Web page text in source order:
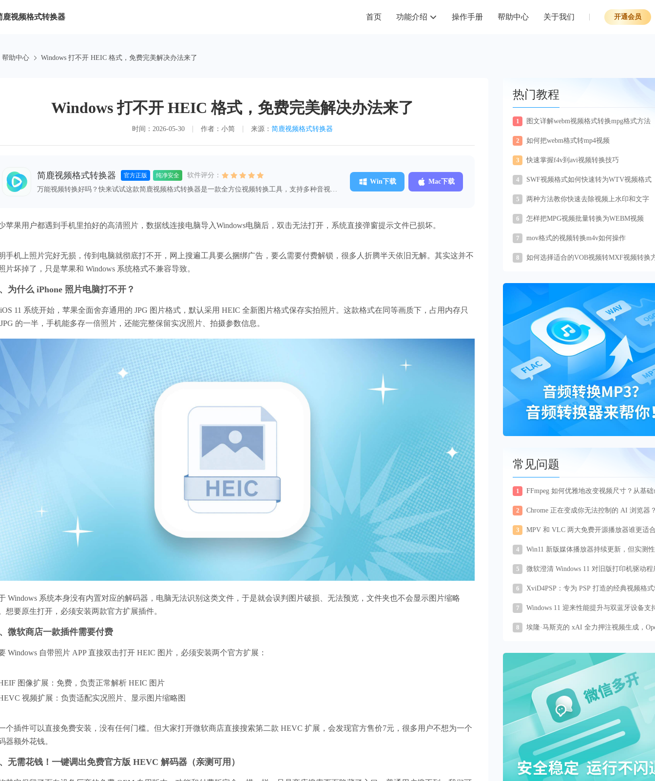
鹿视频格式转换器 首页 功能介绍 操作手册 帮助中心 关于我们 开通会员
帮助中心 Windows 打不开 HEIC 格式，免费完美解决办法来了
Windows 打不开 HEIC 格式，免费完美解决办法来了
时间：2026-05-30 作者：小简 来源： 简鹿视频格式转换器
简鹿视频格式转换器 官方正版 纯净安全
软件评分：
万能视频转换好吗？快来试试这款简鹿视频格式转换器是一款全方位视频转换工具，支持多种音视频
Win下载 Mac下载
苹果用户都遇到手机里拍好的高清照片，数据线连接电脑导入Windows电脑后，双击无法打开，系统直接弹窗提示文件已损坏。
手机上照片完好无损，传到电脑就彻底打不开，网上搜遍工具要么捆绑广告，要么需要付费解锁，很多人折腾半天依旧无解。其实这并不
片坏掉了，只是苹果和 Windows 系统格式不兼容导致。
为什么 iPhone 照片电脑打不开？
11 系统开始，苹果全面舍弃通用的 JPG 图片格式，默认采用 HEIC 全新图片格式保存实拍照片。 这款格式在同等画质下，占用内存只
的一半，手机能多存一倍照片，还能完整保留实况照片、拍摄参数信息。
Windows 系统本身没有内置对应的解码器，电脑无法识别这类文件，于是就会误判图片破损、无法预览，文件夹也不会显示图片缩略
想要原生打开，必须安装两款官方扩展插件。
微软商店一款插件需要付费
Windows 自带照片 APP 直接双击打开 HEIC 图片，必须安装两个官方扩展：
图像扩展：免费，负责正常解析 HEIC 图片
视频扩展：负责适配实况照片、显示图片缩略图
个插件可以直接免费安装，没有任何门槛。但大家打开微软商店直接搜索第二款 HEVC 扩展，会发现官方售价7元，很多用户不想为一个
器额外花钱。
无需花钱！一键调出免费官方版 HEVC 解码器（亲测可用）
热门教程
1 图文详解webm视频格式转换mpg格式方法
2 如何把webm格式转mp4视频
3 快速掌握f4v到avi视频转换技巧
4 SWF视频格式如何快速转为WTV视频格式
5 两种方法教你快速去除视频上水印和文字
6 怎样把MPG视频批量转换为WEBM视频
7 mov格式的视频转换m4v如何操作
8 如何选择适合的VOB视频转MXF视频转换
常见问题
1
FFmpeg 如何优雅地改变视频尺寸？从基
2
Chrome 正在变成你无法控制的 AI 浏览器
3
MPV 和 VLC 两大免费开源播放器谁更适
4
Win11 新版媒体播放器持续更新，但实测
5
微软澄清 Windows 11 对旧版打印机驱动程
6
XviD4PSP：专为 PSP 打造的经典视频格
7
Windows 11 迎来性能提升与双蓝牙设备支
8
埃隆·马斯克的 xAI 全力押注视频生成，